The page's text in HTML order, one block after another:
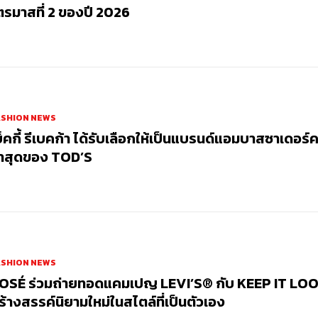
รมาสที่ 2 ของปี 2026
NEWS
คกี้ รีเบคก้า ได้รับเลือกให้เป็นแบรนด์แอมบาสซาเดอร์
สุดของ TOD’S
NEWS
ร่วมถ่ายทอดแคมเปญ LEVI’S® กับ KEEP IT
างสรรค์นิยามใหม่ในสไตล์ที่เป็นตัวเอง